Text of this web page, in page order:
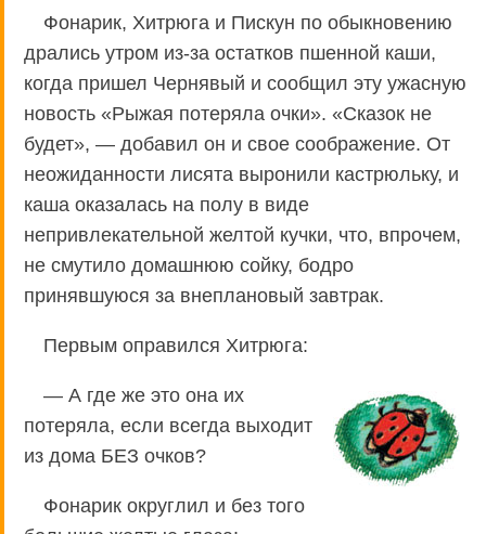
Фонарик, Хитрюга и Пискун по обыкновению
дрались утром из-за остатков пшенной каши,
когда пришел Чернявый и сообщил эту ужасную
новость «Рыжая потеряла очки». «Сказок не
будет», — добавил он и свое соображение. От
неожиданности лисята выронили кастрюльку, и
каша оказалась на полу в виде
непривлекательной желтой кучки, что, впрочем,
не смутило домашнюю сойку, бодро
принявшуюся за внеплановый завтрак.
Первым оправился Хитрюга:
— А где же это она их
потеряла, если всегда выходит
из дома БЕЗ очков?
Фонарик округлил и без того